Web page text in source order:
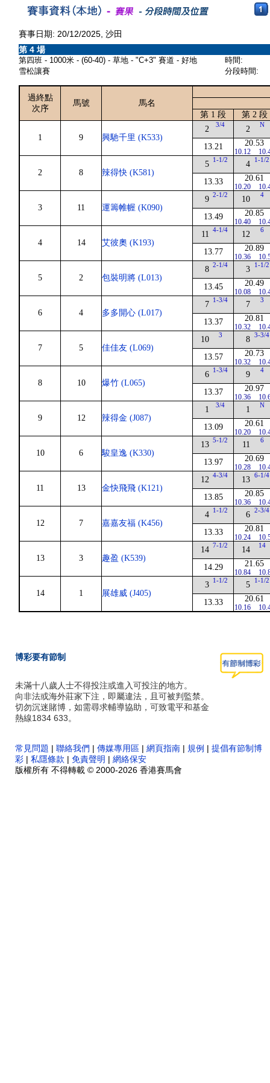
賽事日期: 20/12/2025, 沙田
第 4 場
第四班 - 1000米 - (60-40) - 草地 - "C+3" 賽道 - 好地
雪松讓賽
時間:
分段時間:
過終點
次序
馬號
馬名
第 1 段
第 2 段
1 9 興馳千里 (K533)
2 3/4
13.21
2 N
20.53
10.12
2 8 辣得快 (K581)
5 1-1/2
13.33
4 1-1/2
20.61
10.20
3 11 運籌帷幄 (K090)
9 2-1/2
13.49
10 4
20.85
10.40
4 14 艾彼奧 (K193)
11 4-1/4
13.77
12 6
20.89
10.36
5 2 包裝明將 (L013)
8 2-1/4
13.45
3 1-1/2
20.49
10.08
6 4 多多開心 (L017)
7 1-3/4
13.37
7 3
20.81
10.32
7 5 佳佳友 (L069)
10 3
13.57
8 3-3/4
20.73
10.32
8 10 爆竹 (L065)
6 1-3/4
13.37
9 4
20.97
10.36
9 12 辣得金 (J087)
1 3/4
13.09
1 N
20.61
10.20
10 6 駿皇逸 (K330)
13 5-1/2
13.97
11 6
20.69
10.28
11 13 金快飛飛 (K121)
12 4-3/4
13.85
13 6-1/4
20.85
10.36
12 7 嘉嘉友福 (K456)
4 1-1/2
13.33
6 2-3/4
20.81
10.24
13 3 趣盈 (K539)
14 7-1/2
14.29
14 14
21.65
10.84
14 1 展雄威 (J405)
3 1-1/2
13.33
5 1-1/2
20.61
10.16
博彩要有節制
未滿十八歲人士不得投注或進入可投注的地方。
向非法或海外莊家下注，即屬違法，且可被判監禁。
切勿沉迷賭博，如需尋求輔導協助，可致電平和基金
熱線1834 633。
常見問題 | 聯絡我們 | 傳媒專用區 | 網頁指南 | 規例 | 提倡有節制博
彩 | 私隱條款 | 免責聲明 | 網絡保安
版權所有 不得轉載 © 2000-2026 香港賽馬會